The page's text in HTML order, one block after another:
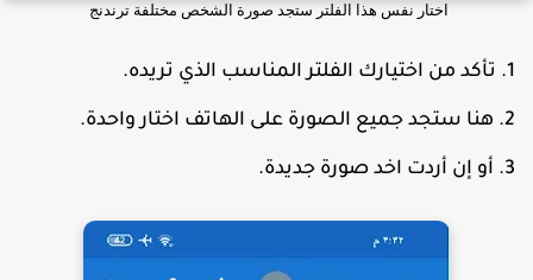
اختار نفس هذا الفلتر ستجد صورة الشخص مختلفة ترندنج
تأكد من اختيارك الفلتر المناسب الذي تريده.
هنا ستجد جميع الصورة على الهاتف اختار واحدة.
أو إن أردت اخد صورة جديدة.